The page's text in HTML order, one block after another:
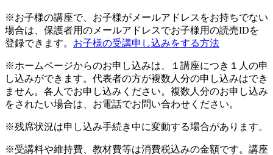
※お子様の講座で、お子様がメールアドレスをお持ちでない
場合は、保護者用のメールアドレスでお子様用の読売IDを
登録できます。 お子様の受講申し込みをする方法
※ホームページからのお申し込みは、１講座につき１人の申
し込みができます。代表者の方が複数人分の申し込みはでき
ません。各人でお申し込みください。複数人分のお申し込み
をされたい場合は、お電話でお問い合わせください。
※残席状況は申し込み手続き中に変動する場合があります。
※受講料や維持費、教材費等は消費税込みの金額です。講座